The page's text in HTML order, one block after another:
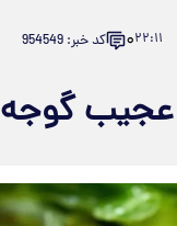
۲۲:۱۱۰ کد خبر: 954549
عجیب